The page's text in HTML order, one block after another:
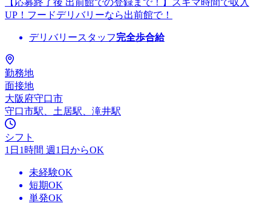
UP！フードデリバリーなら出前館で！
デリバリースタッフ完全歩合給
勤務地
面接地
大阪府守口市
守口市駅、土居駅、滝井駅
シフト
1日1時間 週1日からOK
未経験OK
短期OK
単発OK